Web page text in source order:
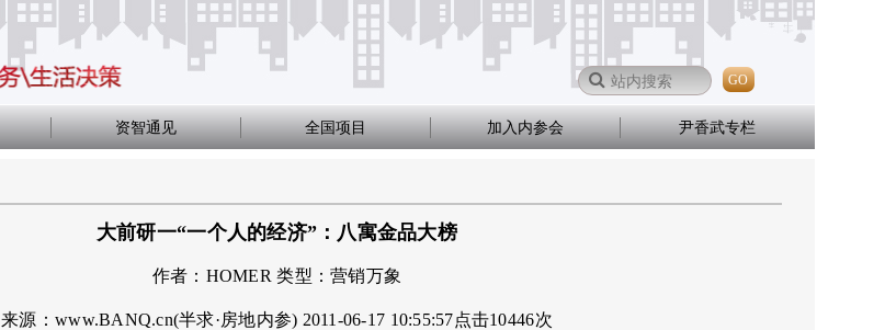
GO
资智通见 全国项目 加入内参会 尹香武专栏
大前研一“一个人的经济”：八寓金品大榜
作者： HOMER 类型：营销万象
来源：www.BANQ.cn(半求·房地内参) 2011-06-17 10:55:57点击10446次